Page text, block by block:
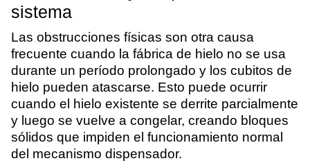
sistema
Las obstrucciones físicas son otra causa
frecuente cuando la fábrica de hielo no se usa
durante un período prolongado y los cubitos de
hielo pueden atascarse. Esto puede ocurrir
cuando el hielo existente se derrite parcialmente
y luego se vuelve a congelar, creando bloques
sólidos que impiden el funcionamiento normal
del mecanismo dispensador.